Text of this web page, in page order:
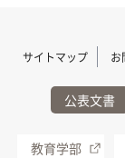
サイトマップ お
公表文書
教育学部